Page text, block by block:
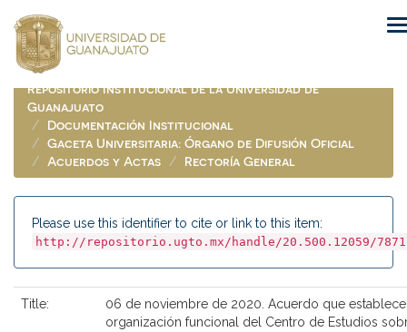
navigation
Repositorio Institucional de la Universidad de
Guanajuato
Documentación Institucional
Gaceta Universitaria: Órgano de Difusión Oficial
Acuerdos y Actas
Rectoría General
Please use this identifier to cite or link to this item:
http://repositorio.ugto.mx/handle/20.500.12059/7871
Title:
06 de noviembre de 2020. Acuerdo que
organización funcional del Centro de Estudios